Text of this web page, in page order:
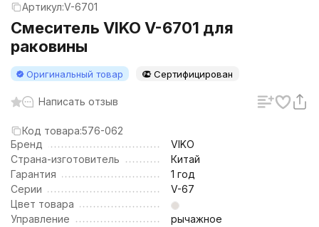
Артикул:V-6701
Смеситель VIKO V-6701 для
раковины
Оригинальный товар Сертифицирован
Написать отзыв
Код товара:576-062
Бренд
VIKO
Страна-изготовитель
Китай
Гарантия
1 год
Серии
V-67
Цвет товара
Управление
рычажное